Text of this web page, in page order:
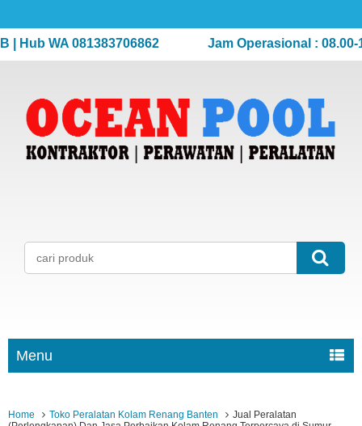
WA 081383706862 Jam Operasional : 08.00-
Menu
Home Toko Peralatan Kolam Renang Banten
Jual Peralatan